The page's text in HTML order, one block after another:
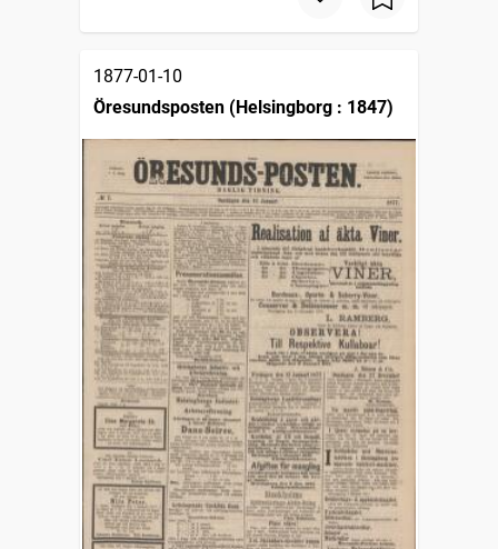
1877-01-10
Öresundsposten (Helsingborg : 1847)